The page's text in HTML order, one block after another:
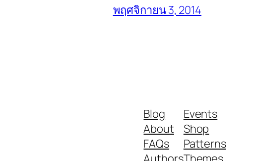
พฤศจิกายน 3, 2014
Blog
About
FAQs
Events
Shop
Patterns